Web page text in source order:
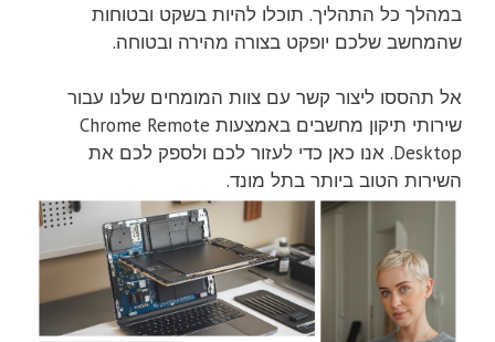
במהלך כל התהליך. תוכלו להיות בשקט ובטוחות
שהמחשב שלכם יופקט בצורה מהירה ובטוחה.
אל תהססו ליצור קשר עם צוות המומחים שלנו עבור
שירותי תיקון מחשבים באמצעות Chrome Remote
Desktop. אנו כאן כדי לעזור לכם ולספק לכם את
השירות הטוב ביותר בתל מונד.